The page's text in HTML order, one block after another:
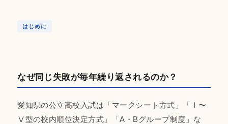
はじめに
なぜ同じ失敗が毎年繰り返されるのか？
愛知県の公立高校入試は「マークシート方式」「Ⅰ〜
Ⅴ型の校内順位決定方式」「A・Bグループ制度」な